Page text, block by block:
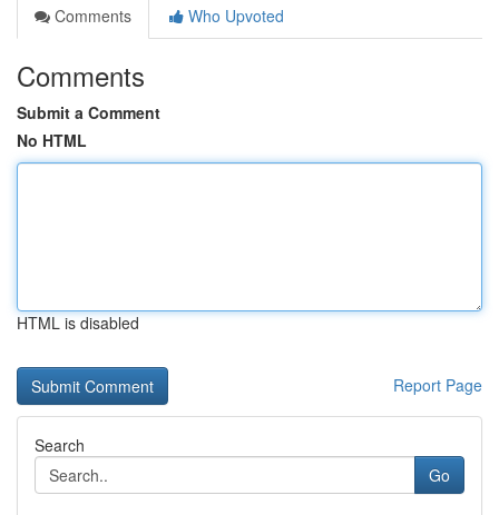
Comments
Who Upvoted
Comments
Submit a Comment
No HTML
HTML is disabled
Report Page
Search
Go